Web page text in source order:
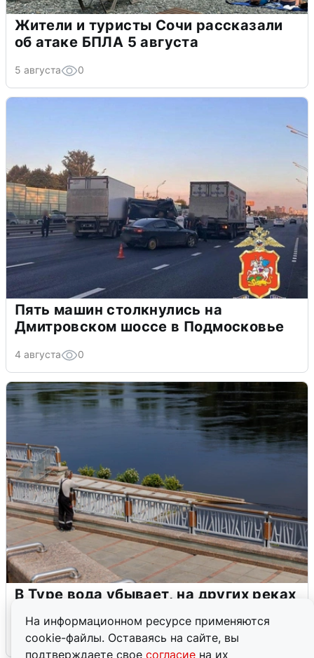
На информационном ресурсе применяются
cookie-файлы. Оставаясь на сайте, вы
подтверждаете свое согласие на их
Жители и туристы Сочи рассказали
об атаке БПЛА 5 августа
5 августа 0
Пять машин столкнулись на
Дмитровском шоссе в Подмосковье
4 августа 0
В Туре вода убывает, на других реках
4 августа 0